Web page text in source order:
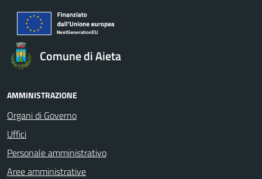
Comune di Aieta
AMMINISTRAZIONE
Organi di Governo
Uffici
Personale amministrativo
Aree amministrative